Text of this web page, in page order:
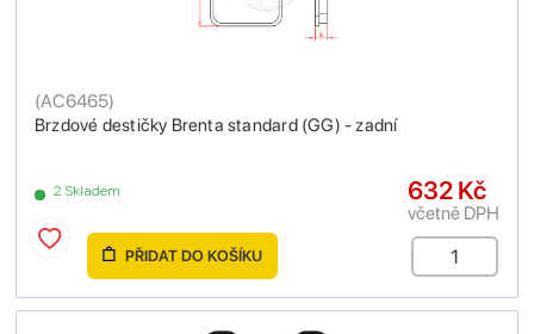
Brzdové destičky Brenta standard (GG) - zadní
(AC6465)
2 Skladem 632 Kč
včetně DPH
PŘIDAT DO KOŠÍKU